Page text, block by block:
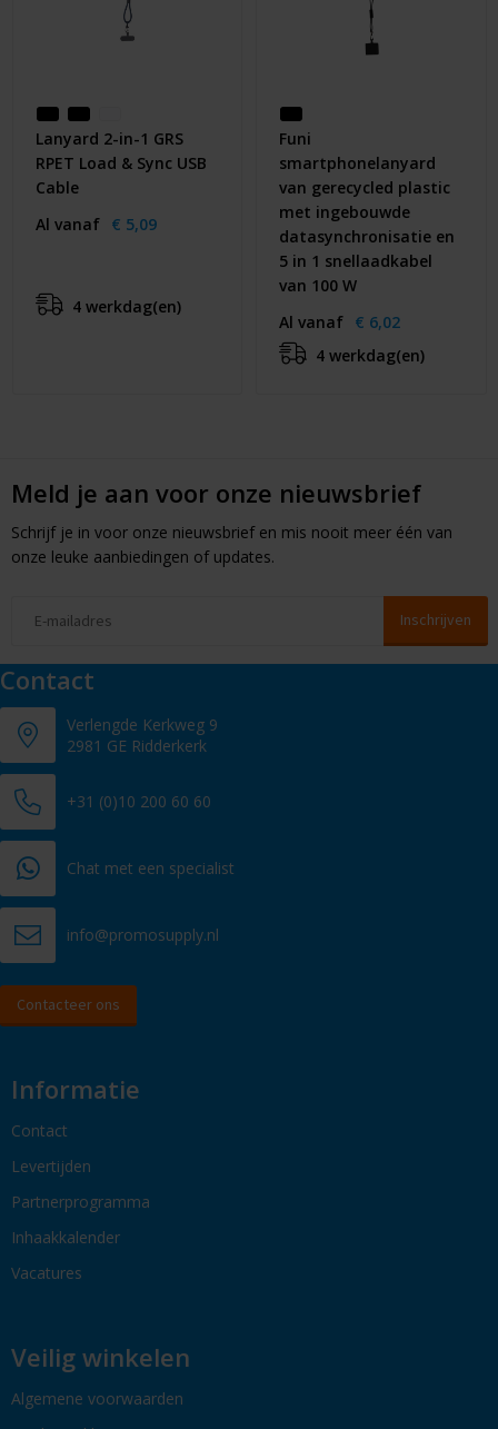
Lanyard 2-in-1 GRS
RPET Load & Sync USB
Cable
Al vanaf € 5,09
4 werkdag(en)
Funi
smartphonelanyard
van gerecycled plastic
met ingebouwde
datasynchronisatie en
5 in 1 snellaadkabel
van 100 W
Al vanaf € 6,02
4 werkdag(en)
Meld je aan voor onze nieuwsbrief
Schrijf je in voor onze nieuwsbrief en mis nooit meer één van
onze leuke aanbiedingen of updates.
Contact
Verlengde Kerkweg 9
2981 GE Ridderkerk
+31 (0)10 200 60 60
Chat met een specialist
info@promosupply.nl
Contacteer ons
Informatie
Contact
Levertijden
Partnerprogramma
Inhaakkalender
Vacatures
Veilig winkelen
Algemene voorwaarden